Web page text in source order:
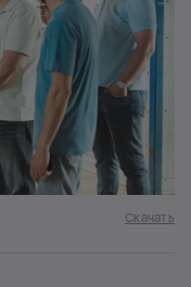
Скачать